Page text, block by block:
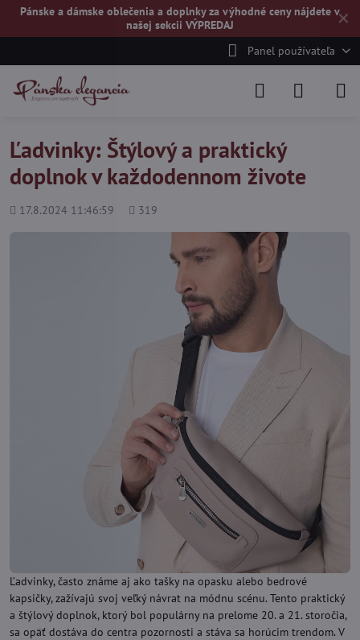
✕
Pánske a dámske oblečenia a doplnky za výhodné ceny nájdete v
našej sekcii VÝPREDAJ
Panel používateľa
Ľadvinky: Štýlový a praktický
doplnok v každodennom živote
Pridané
17.8.2024 11:46:59
Počet
319
Ľadvinky, často známe aj ako tašky na opasku alebo bedrové
kapsičky, zažívajú svoj veľký návrat na módnu scénu. Tento praktický
a štýlový doplnok, ktorý bol populárny na prelome 20. a 21. storočia,
sa opäť dostáva do centra pozornosti a stáva sa horúcim trendom. V